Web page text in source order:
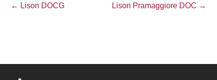
← Lison DOCG Lison Pramaggiore DOC →